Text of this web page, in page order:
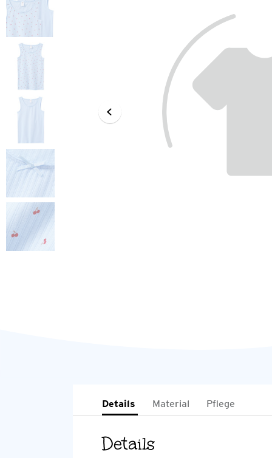
Details Material Pflege
Details